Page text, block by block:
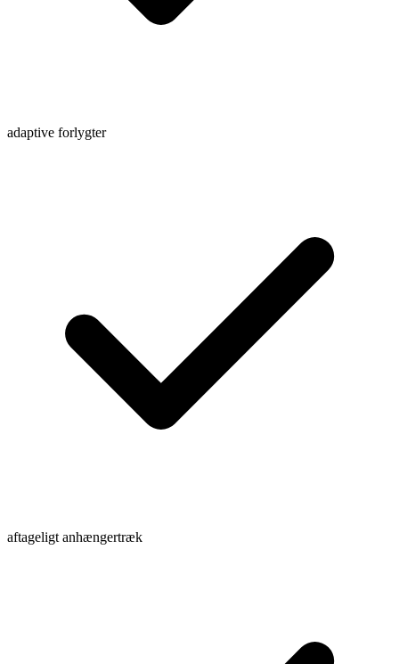
adaptive forlygter
aftageligt anhængertræk